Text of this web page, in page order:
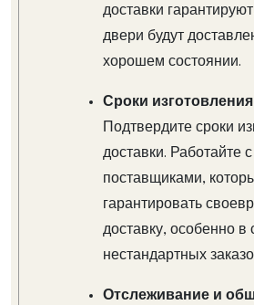
доставки
двери будут
хорошем состоянии.
Сроки
Подтвердите сроки
доставки. Работайте с
поставщиками,
гарантировать
доставку, особенно в
нестандартных
Отслеживание и